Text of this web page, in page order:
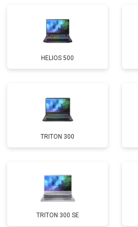
Замена Wi-Fi
Ремонт цепи питания
Замена USB порта
Замена кулера
Замена микрофона
Замена оперативной памяти
Замена северного моста
Ремонт петель
HELIOS 500
TRITON 300
TRITON 300 SE